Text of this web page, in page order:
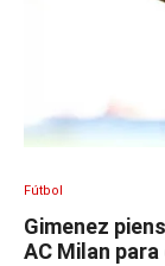
Fútbol
Gimenez
AC Milan